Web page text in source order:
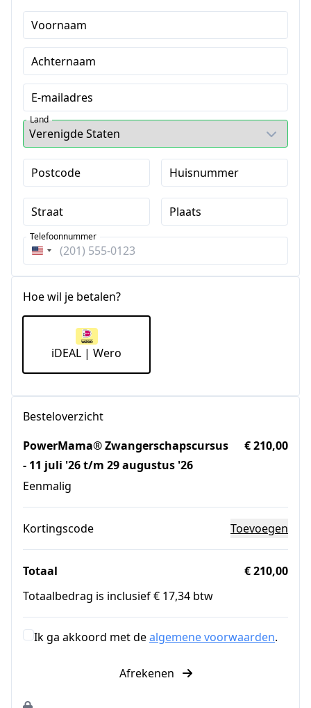
Voornaam
Achternaam
E-mailadres
Land
Postcode Huisnummer
Straat Plaats
Verenigde
Telefoonnummer
Hoe wil je betalen?
iDEAL | Wero
Besteloverzicht
PowerMama® Zwangerschapscursus
- 11 juli '26 t/m 29 augustus '26
Eenmalig
€ 210,00
Kortingscode Toevoegen
Totaal
€ 210,00
Totaalbedrag is inclusief € 17,34 btw
Ik ga akkoord met dealgemene voorwaarden.
Afrekenen